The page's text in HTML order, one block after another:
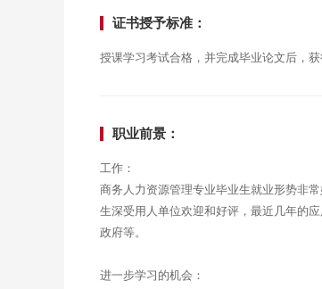
证书授予标准：
授课学习考试合格，并完成毕业论文后，获
职业前景：
工作：
商务人力资源管理专业毕业生就业形势非
生深受用人单位欢迎和好评，最近几年的
政府等。
进一步学习的机会：